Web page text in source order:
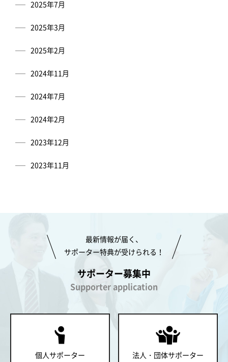
2025年7月
2025年3月
2025年2月
2024年11月
2024年7月
2024年2月
2023年12月
2023年11月
最新情報が届く、
サポーター特典が受けられる！
サポーター募集中
Supporter application
個人サポーター
法人・団体サポーター